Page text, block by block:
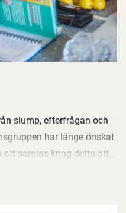
slump, efterfrågan och
har länge önskat
att samlas kring detta att